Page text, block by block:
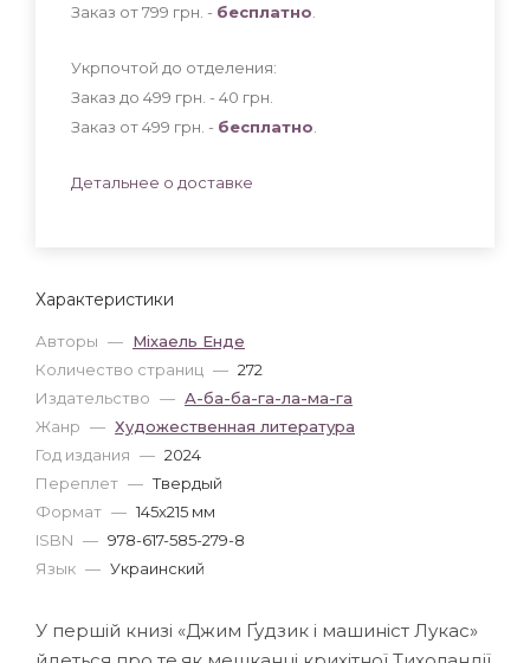
Характеристики
Авторы — Міхаель Енде
Количество страниц — 272
Издательство — А-ба-ба-га-ла-ма-га
Жанр — Художественная литература
Год издания — 2024
Переплет — Твердый
Формат — 145x215 мм
ISBN — 978-617-585-279-8
Язык — Украинский
Заказ от 799 грн. - бесплатно
Укрпочтой до отделения:
Заказ до 499 грн. - 40 грн
Заказ от 499 грн. - бесплатно
Детальнее о доставке
У першій книзі «Джим Ґудзик і машиніст Лукас»